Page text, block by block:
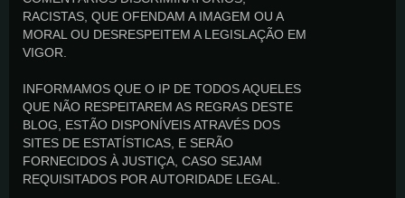
RACISTAS, QUE OFENDAM A IMAGEM OU A
MORAL OU DESRESPEITEM A LEGISLAÇÃO EM
VIGOR.
INFORMAMOS QUE O IP DE TODOS AQUELES
QUE NÃO RESPEITAREM AS REGRAS DESTE
BLOG, ESTÃO DISPONÍVEIS ATRAVÉS DOS
SITES DE ESTATÍSTICAS, E SERÃO
FORNECIDOS À JUSTIÇA, CASO SEJAM
REQUISITADOS POR AUTORIDADE LEGAL.